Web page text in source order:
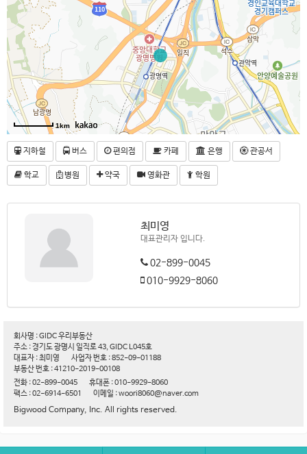
1km
지하철 버스 편의점 카페 은행 관공서
학교 병원 약국 영화관 학원
최미영
대표관리자 입니다.
02-899-0045
010-9929-8060
회사명 : GIDC 우리부동산
주소 : 경기도 광명시 일직로 43, GIDC L045호
대표자 : 최미영
사업자 번호 : 852-09-01188
부동산 번호 : 41210-2019-00108
전화 : 02-899-0045
휴대폰 : 010-9929-8060
팩스 : 02-6914-6501
이메일 : woori8060@naver.com
Bigwood Company, Inc. All rights reserved.